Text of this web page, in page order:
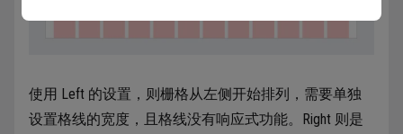
使用 Left 的设置，则栅格从左侧开始排列，需要单独
设置格线的宽度，且格线没有响应式功能。Right 则是